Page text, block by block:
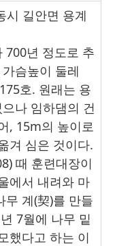
시 길안면 용계
700년 정도로 추
가슴높이 둘레
175호. 원래는 용
나 임하댐의 건
, 15m의 높이로
겨 심은 것이다.
때 훈련대장이
에서 내려와 마
무 계(契)를 만들
7월에 나무 밑
했다고 하는 이